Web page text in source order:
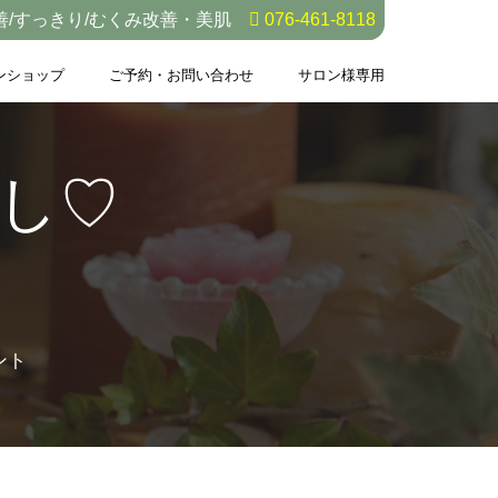
/すっきり/むくみ改善・美肌 076-461-8118
ショップ ご予約・お問い合わせ サロン様専用
♡
ト